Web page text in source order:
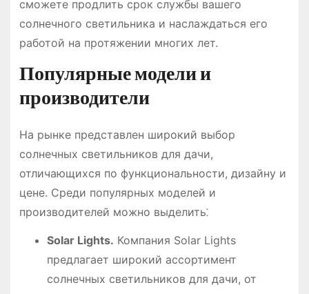
сможете продлить срок службы вашего
солнечного светильника и наслаждаться его
работой на протяжении многих лет.
Популярные модели и
производители
На рынке представлен широкий выбор
солнечных светильников для дачи,
отличающихся по функциональности, дизайну и
цене. Среди популярных моделей и
производителей можно выделить⁚
Solar Lights. Компания Solar Lights
предлагает широкий ассортимент
солнечных светильников для дачи, от